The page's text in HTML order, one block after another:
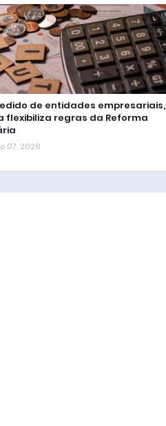
de entidades empresariais,
flexibiliza regras da Reforma
07, 2026